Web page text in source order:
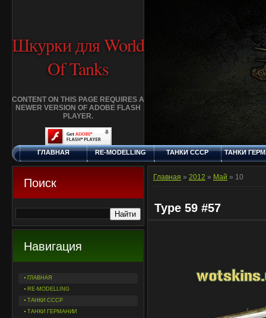
Шкурки для World
Of Tanks
CONTENT ON THIS PAGE REQUIRES A
NEWER VERSION OF ADOBE FLASH
PLAYER.
ЧЕТВЕРГ, 6.8.2026
ГЛАВНАЯ RE-MODELLING ТАНКИ СССР ТАНКИ
ДОБАВИТЬ
КЛАНЫ FAQ
Поиск
Навигация
ГЛАВНАЯ
RE-MODELLING
ТАНКИ СССР
ТАНКИ ГЕРМАНИИ
Главная » 2012 » Май » 10
Type 59 #57